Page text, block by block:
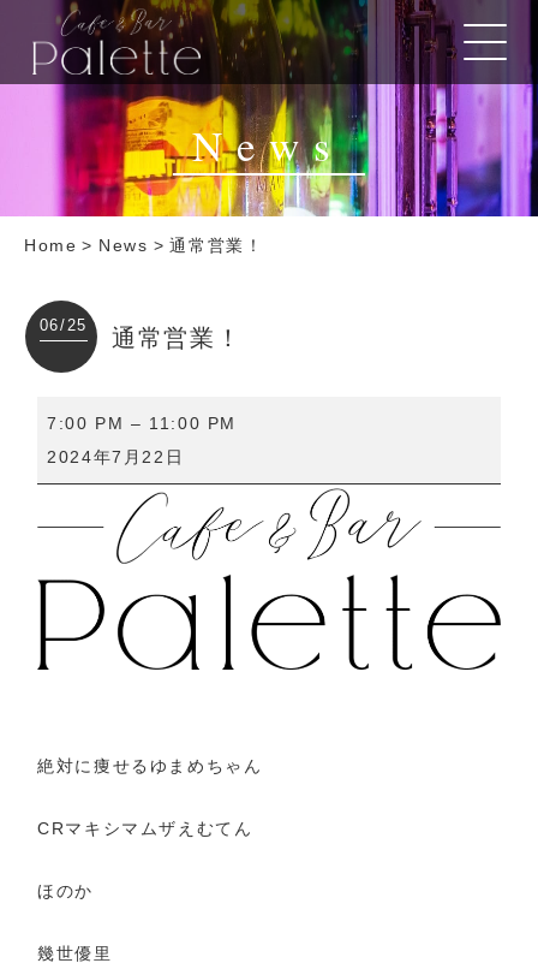
News
Home > News > 通常営業！
06/25 通常営業！
営
7:00 PM – 11:00 PM
2024年7月22日
絶対に痩せるゆまめちゃん
CRマキシマムザえむてん
ほのか
幾世優里